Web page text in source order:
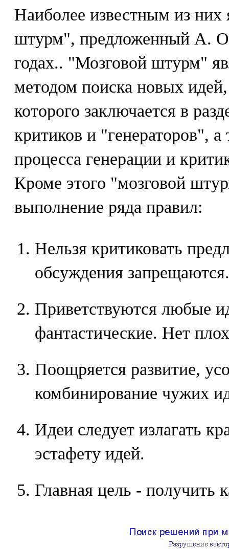
Наиболее известным из них
штурм", предложенный А.
годах.. "Мозговой штурм"
методом поиска новых
которого заключается в
критиков и "генераторов", а
процесса генерации и
Кроме этого "мозговой
выполнение ряда правил:
Нельзя критиковать
обсуждения запрещаются.
Приветствуются любые
фантастические. Нет
Поощряется развитие,
комбинирование чужих
Идеи следует излагать
эстафету идей.
Главная цель - получить